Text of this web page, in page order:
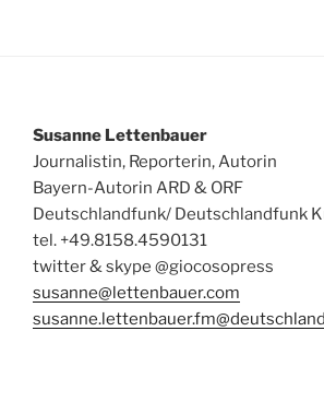
Susanne Lettenbauer
Journalistin, Reporterin, Autorin
Bayern-Autorin ARD & ORF
Deutschlandfunk/ Deutschlandfunk
tel. +49.8158.4590131
twitter & skype @giocosopress
susanne@lettenbauer.com